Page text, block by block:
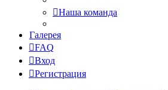
Наша команда
Галерея
FAQ
Вход
Регистрация